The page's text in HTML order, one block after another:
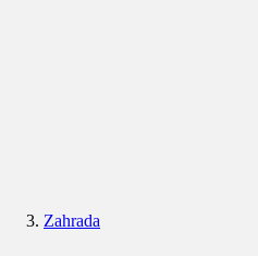
Zahrada